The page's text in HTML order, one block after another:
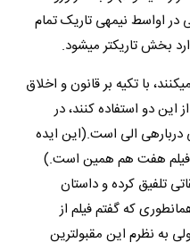
در اواسط نیمه­ی تاریک تمام
بخش تاریک­تر می­شود.
با تکیه بر قانون و اخلاق
این دو استفاده کنند، در
درباره­ی الی است.(این ایده
فیلم هفت هم همین است.)
تلفیق کرده و داستان
که گفتم فیلم از
به نظرم این مقبول­ترین